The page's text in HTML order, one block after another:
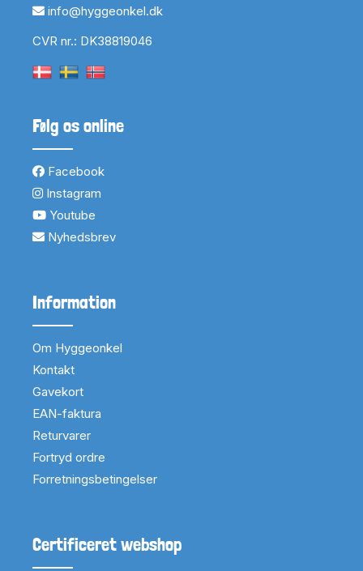
info@hyggeonkel.dk
CVR nr.: DK38819046
Følg os online
Facebook
Instagram
Youtube
Nyhedsbrev
Information
Om Hyggeonkel
Kontakt
Gavekort
EAN-faktura
Returvarer
Fortryd ordre
Forretningsbetingelser
Certificeret webshop